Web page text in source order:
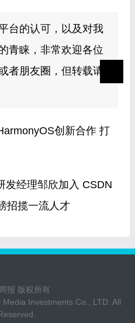
台的认可，以及对我
青睐，非常欢迎各位
者朋友圈，但转载请
创新合作 打
发经理邹欣加入 CSDN
招揽一流人才
报 版权所有
Investments Co., LTD. All